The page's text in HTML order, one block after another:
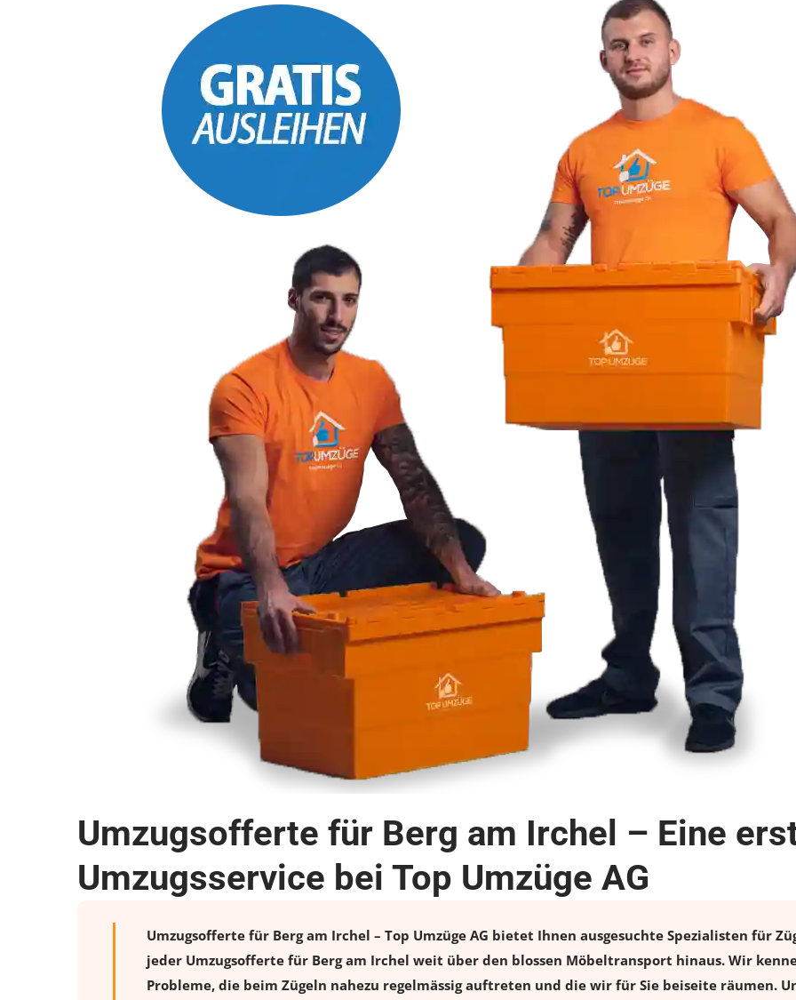
Umzugsofferte für Berg am Irchel – Eine
Umzugsservice bei Top Umzüge AG
Umzugsofferte für Berg am Irchel – Top Umzüge AG bietet Ihnen ausgesuchte Spezialisten für
jeder Umzugsofferte für Berg am Irchel weit über den blossen Möbeltransport hinaus. Wir
Probleme, die beim Zügeln nahezu regelmässig auftreten und die wir für Sie beiseite räumen.